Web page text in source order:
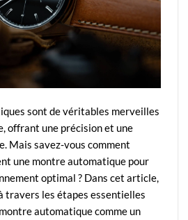
sont de véritables merveilles
offrant une précision et une
Mais savez-vous comment
une montre automatique pour
optimal ? Dans cet article,
travers les étapes essentielles
automatique comme un